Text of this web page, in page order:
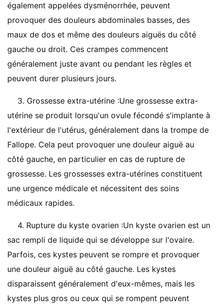
également appelées dysménorrhée, peuvent
provoquer des douleurs abdominales basses, des
maux de dos et même des douleurs aiguës du côté
gauche ou droit. Ces crampes commencent
généralement juste avant ou pendant les règles et
peuvent durer plusieurs jours.
3. Grossesse extra-utérine :Une grossesse extra-
utérine se produit lorsqu'un ovule fécondé s'implante à
l'extérieur de l'utérus, généralement dans la trompe de
Fallope. Cela peut provoquer une douleur aiguë au
côté gauche, en particulier en cas de rupture de
grossesse. Les grossesses extra-utérines constituent
une urgence médicale et nécessitent des soins
médicaux rapides.
4. Rupture du kyste ovarien :Un kyste ovarien est un
sac rempli de liquide qui se développe sur l'ovaire.
Parfois, ces kystes peuvent se rompre et provoquer
une douleur aiguë au côté gauche. Les kystes
disparaissent généralement d'eux-mêmes, mais les
kystes plus gros ou ceux qui se rompent peuvent